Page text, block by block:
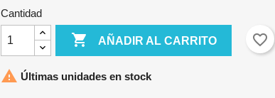
Cantidad
 AÑADIR AL CARRITO favorite_border
 Últimas unidades en stock